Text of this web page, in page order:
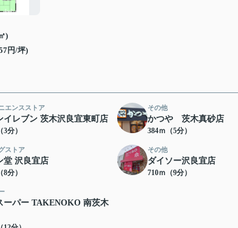
)
円/坪)
エンスストア
イレブン 茨木沢良宜東町店
3分）
その他
かつや 茨木真砂店
384ｍ（5分）
ストア
堂 沢良宜店
分）
その他
ダイソー沢良宜店
710ｍ（9分）
ーパー TAKENOKO 南茨木